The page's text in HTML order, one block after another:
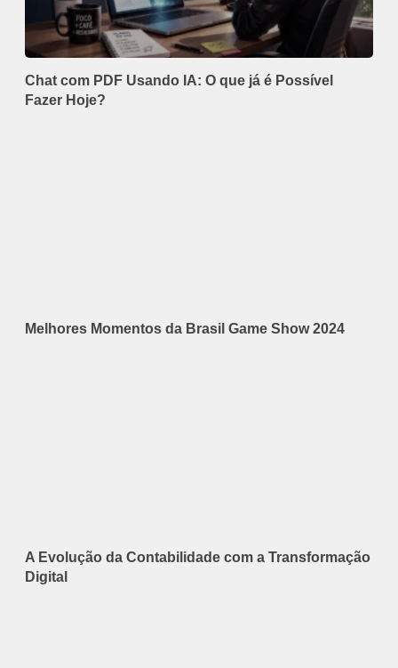
Chat com PDF Usando IA: O que já é Possível
Fazer Hoje?
Melhores Momentos da Brasil Game Show 2024
A Evolução da Contabilidade com a Transformação
Digital